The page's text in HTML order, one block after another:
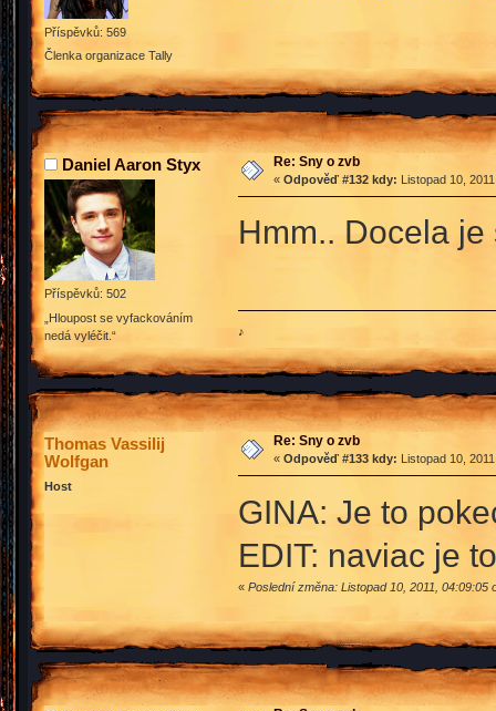
Příspěvků: 569
Členka organizace Tally
Daniel Aaron Styx
Příspěvků: 502
„Hloupost se vyfackováním
nedá vyléčit.“
Re: Sny o zvb
« Odpověď #132 kdy: Listopad 10,
Hmm.. Docela
♪
Thomas Vassilij
Wolfgan
Host
Re: Sny o zvb
« Odpověď #133 kdy: Listopad 10,
GINA: Je to
EDIT: naviac je
« Poslední změna: Listopad 10, 2011, 04:09:05